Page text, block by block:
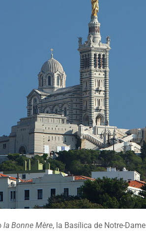
la Bonne Mère, la Basílica de Notre-